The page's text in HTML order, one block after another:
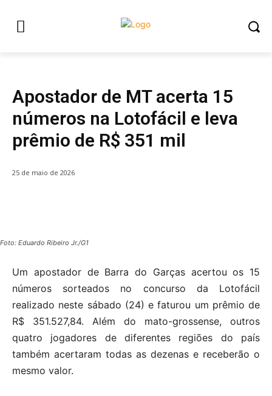
Apostador de MT acerta 15
números na Lotofácil e leva
prêmio de R$ 351 mil
25 de maio de 2026
Foto: Eduardo Ribeiro Jr./G1
Um apostador de Barra do Garças acertou os 15
números sorteados no concurso da Lotofácil
realizado neste sábado (24) e faturou um prêmio de
R$ 351.527,84. Além do mato-grossense, outros
quatro jogadores de diferentes regiões do país
também acertaram todas as dezenas e receberão o
mesmo valor.